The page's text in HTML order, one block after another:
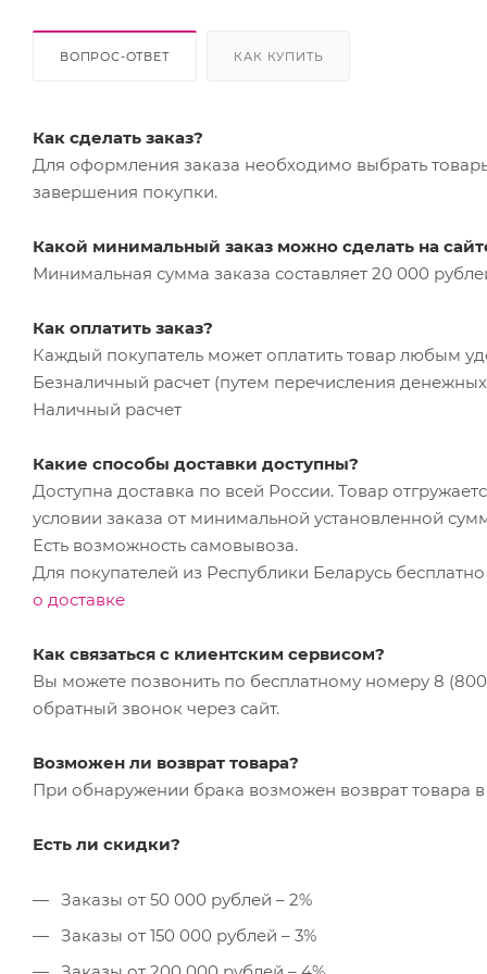
ВОПРОС-ОТВЕТ КАК КУПИТЬ
Как сделать заказ?
Для оформления заказа необходимо выбрать
завершения покупки.
Какой минимальный заказ можно сделать на
Минимальная сумма заказа составляет 20 000
Как оплатить заказ?
Каждый покупатель может оплатить товар любым
Безналичный расчет (путем перечисления
Наличный расчет
Какие способы доставки доступны?
Доступна доставка по всей России. Товар
условии заказа от минимальной установленной
Есть возможность самовывоза.
Для покупателей из Республики Беларусь
о доставке
Как связаться с клиентским сервисом?
Вы можете позвонить по бесплатному номеру 8
обратный звонок через сайт.
Возможен ли возврат товара?
При обнаружении брака возможен возврат товара
Есть ли скидки?
Заказы от 50 000 рублей – 2%
Заказы от 150 000 рублей – 3%